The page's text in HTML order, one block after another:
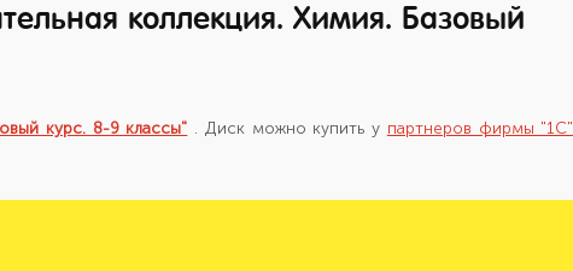
коллекция. Химия. Базовый
курс. 8-9 классы" . Диск можно купить у партнеров фирмы "1С"